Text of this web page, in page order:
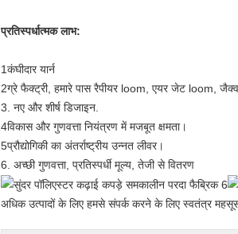
प्रतिस्पर्धात्मक लाभ:
1कंघीदार यार्न
2ग्रे फैक्ट्री, हमारे पास रैपीयर loom, एयर जेट loom,
3. नए और शीर्ष डिजाइन.
4विकास और गुणवत्ता नियंत्रण में मजबूत क्षमता।
5प्रौद्योगिकी का अंतर्राष्ट्रीय उन्नत लीवर।
6. अच्छी गुणवत्ता, प्रतिस्पर्धी मूल्य, तेजी से वितरण
अधिक उत्पादों के लिए हमसे संपर्क करने के लिए स्वतंत्र